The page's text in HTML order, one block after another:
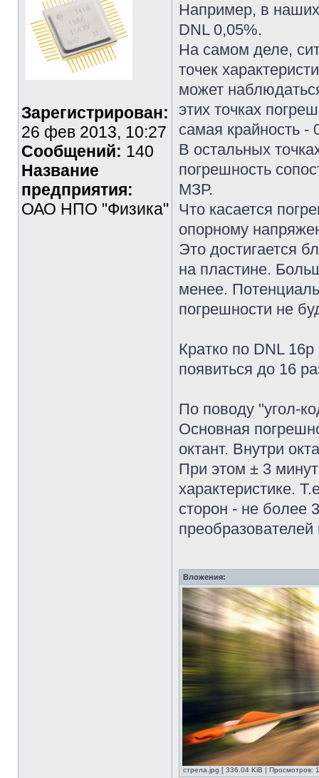
Зарегистрирован:
26 фев 2013, 10:27
Сообщений: 140
Название
предприятия:
ОАО НПО "Физика"
Например, в
DNL 0,05%.
На самом деле,
точек
может
этих точках
самая крайность -
В остальных
погрешность
МЗР.
Что касается
опорному
Это достигается
на пластине.
менее.
погрешности не
Кратко по DNL
появиться до 16
По поводу "угол-
Основная
октант. Внутри
При этом ± 3
характеристике.
сторон - не более
Вложения:
стрела.jpg [ 336.04 KiB | Просмотров: